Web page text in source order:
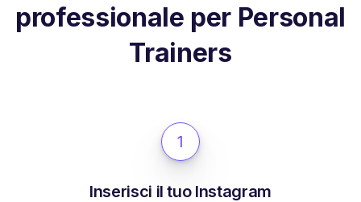
professionale per Personal
Trainers
1
Inserisci il tuo Instagram